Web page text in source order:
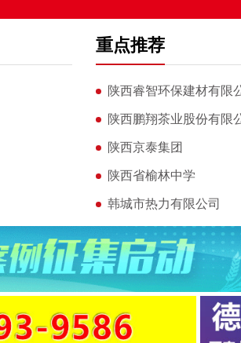
重点推荐
陕西睿智环保建材有限
陕西鹏翔茶业股份有限
陕西京泰集团
陕西省榆林中学
韩城市热力有限公司